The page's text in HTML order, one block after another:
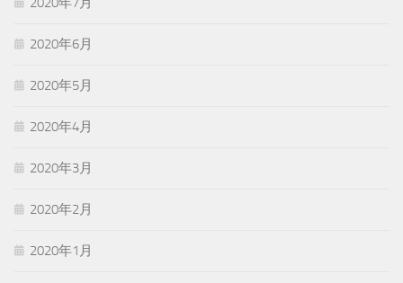
2020年6月
2020年5月
2020年4月
2020年3月
2020年2月
2020年1月